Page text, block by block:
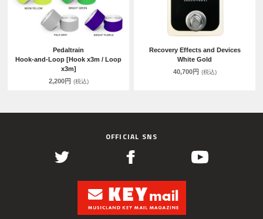
Pedaltrain
Hook-and-Loop [Hook x3m / Loop
x3m]
2,200円 (税込)
Recovery Effects and Devices
White Gold
40,700円 (税込)
OFFICIAL SNS